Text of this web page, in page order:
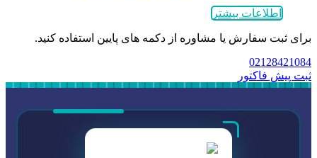
اطلاعات بیشتر
برای ثبت سفارش یا مشاوره از دکمه های پایین استفاده کنید.
02128421084
ثبت پیش فاکتور